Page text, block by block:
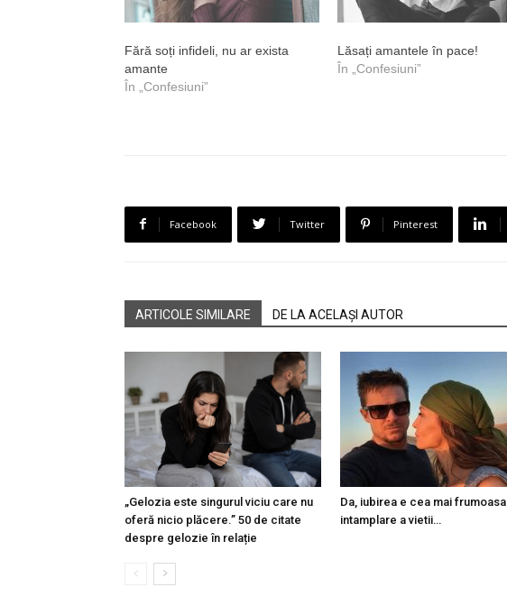
Fără soți infideli, nu ar exista
amante
În „Confesiuni”
Lăsați amantele în pace!
În „Confesiuni”
Facebook Twitter Pinterest
ARTICOLE SIMILARE DE LA ACELAȘI AUTOR
„Gelozia este singurul viciu care nu
oferă nicio plăcere.” 50 de citate
despre gelozie în relație
Da, iubirea e cea mai frumoasa
intamplare a vietii…